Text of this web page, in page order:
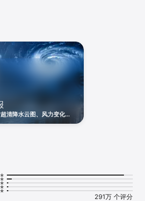
雨前-雨中-雨后”全周期内逐小时的决策保
一步行动。
示台风位置、强度与路径，整合多个预测模
测，确保准确可信的信息，帮助您及时做出应
借助雷达图像，准确展示全球任一位置的降
可视化地图精确至分钟级、公里级。
关怀】推出花期、滑雪、朝霞晚霞等应季特色
变化引发的疼痛、过敏、流感等健康提醒。
处位置推送地震预警信息，科普地震常识。
整体。如本规则与《墨迹天气会员的权利及
规则为准。如您需使用墨迹天气自动续费服
续包季/连续包年
/12个月
员服务
清降水云图、风力变化、
提醒等功能，助你提前掌握
291万 个评分